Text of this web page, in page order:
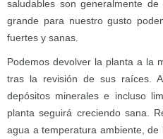
saludables son generalmente
grande para nuestro gusto
fuertes y sanas.
Podemos devolver la planta a la
tras la revisión de sus raíces.
depósitos minerales e incluso
planta seguirá creciendo sana.
agua a temperatura ambiente,